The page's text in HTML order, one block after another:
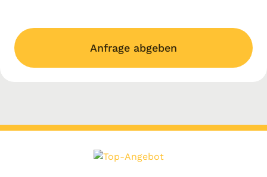
Anfrage abgeben